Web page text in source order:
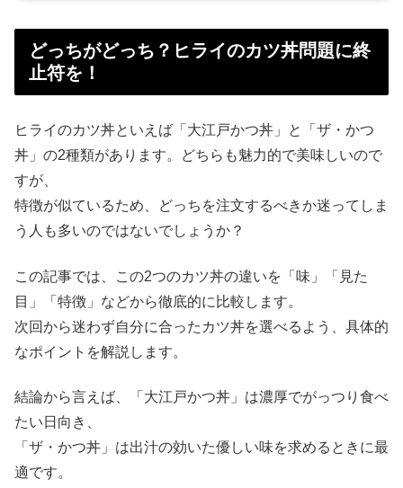
どっちがどっち？ヒライのカツ丼問題に終
止符を！
ヒライのカツ丼といえば「大江戸かつ丼」と「ザ・かつ
丼」の2種類があります。どちらも魅力的で美味しいので
すが、
特徴が似ているため、どっちを注文するべきか迷ってしま
う人も多いのではないでしょうか？
この記事では、この2つのカツ丼の違いを「味」「見た
目」「特徴」などから徹底的に比較します。
次回から迷わず自分に合ったカツ丼を選べるよう、具体的
なポイントを解説します。
結論から言えば、「大江戸かつ丼」は濃厚でがっつり食べ
たい日向き、
「ザ・かつ丼」は出汁の効いた優しい味を求めるときに最
適です。